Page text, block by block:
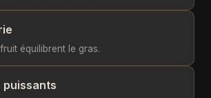
fruit équilibrent le gras.